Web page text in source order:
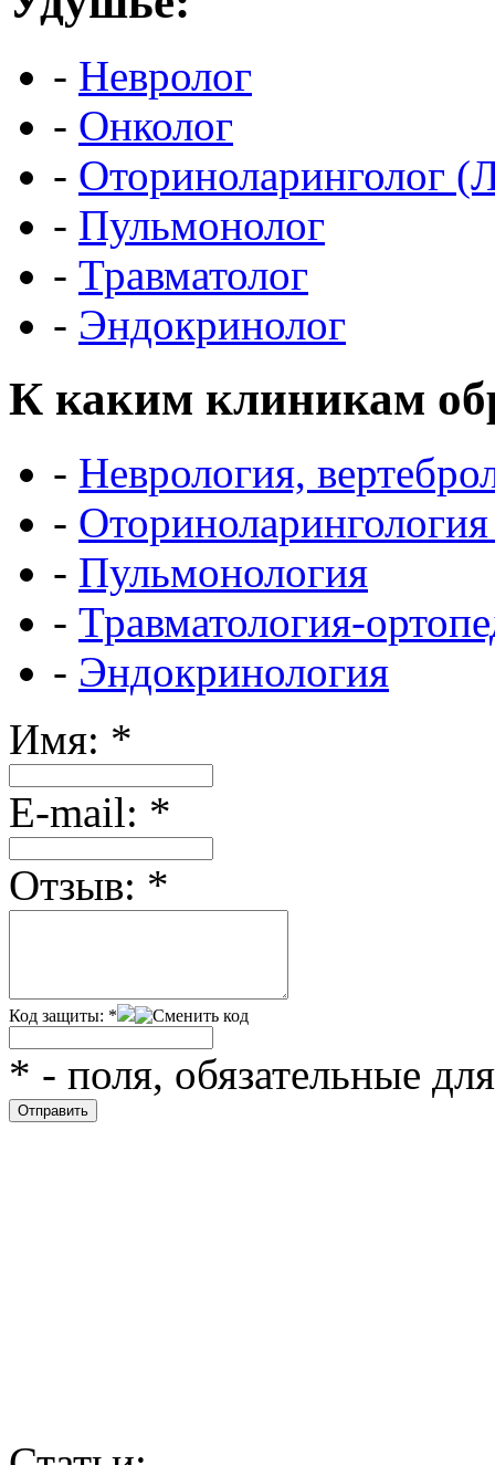
- Невролог
- Онколог
- Оториноларинголог
- Пульмонолог
- Травматолог
- Эндокринолог
К каким клиникам
- Неврология,
-
- Пульмонология
- Травматология-
- Эндокринология
Имя: *
Е-mail: *
Отзыв: *
Код защиты: *
* - поля, обязательные